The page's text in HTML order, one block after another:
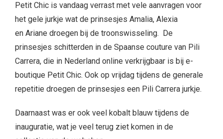
Petit Chic is vandaag verrast met vele aanvragen voor
het gele jurkje wat de prinsesjes Amalia, Alexia
en Ariane droegen bij de troonswisseling. De
prinsesjes schitterden in de Spaanse couture van Pili
Carrera, die in Nederland online verkrijgbaar is bij e-
boutique Petit Chic. Ook op vrijdag tijdens de generale
repetitie droegen de prinsesjes een Pili Carrera jurkje.
Daarnaast was er ook veel kobalt blauw tijdens de
inauguratie, wat je veel terug ziet komen in de